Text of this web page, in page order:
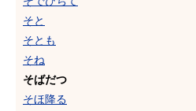
そと
そとも
そね
そばだつ
そほ降る